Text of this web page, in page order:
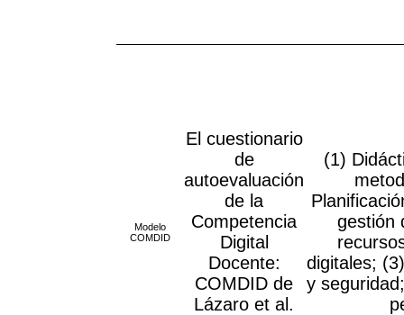
Modelo
COMDID
El cuestionario
de
autoevaluación
de la
Competencia
Digital
Docente:
COMDID de
Lázaro et al.
(1)
gestión
digitales;
y